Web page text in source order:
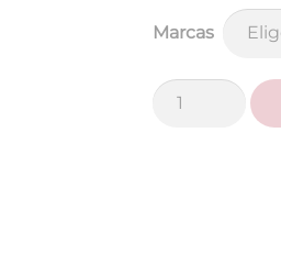
Marcas
Saco